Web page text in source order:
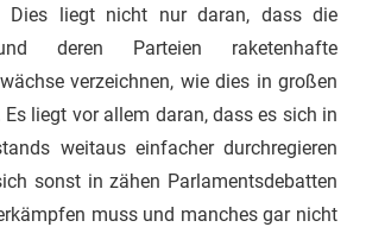
Dies liegt nicht nur daran, dass die
deren Parteien raketenhafte
verzeichnen, wie dies in großen
liegt vor allem daran, dass es sich in
weitaus einfacher durchregieren
sonst in zähen Parlamentsdebatten
muss und manches gar nicht